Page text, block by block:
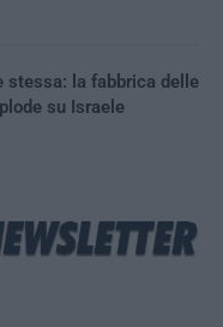
stessa: la fabbrica delle
su Israele